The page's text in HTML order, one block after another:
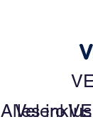
Alles
Velero